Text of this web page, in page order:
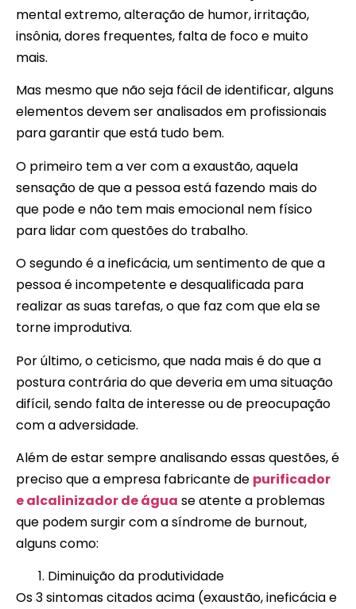
mental extremo, alteração de humor, irritação,
insônia, dores frequentes, falta de foco e muito
mais.
Mas mesmo que não seja fácil de identificar, alguns
elementos devem ser analisados em profissionais
para garantir que está tudo bem.
O primeiro tem a ver com a exaustão, aquela
sensação de que a pessoa está fazendo mais do
que pode e não tem mais emocional nem físico
para lidar com questões do trabalho.
O segundo é a ineficácia, um sentimento de que a
pessoa é incompetente e desqualificada para
realizar as suas tarefas, o que faz com que ela se
torne improdutiva.
Por último, o ceticismo, que nada mais é do que a
postura contrária do que deveria em uma situação
difícil, sendo falta de interesse ou de preocupação
com a adversidade.
Além de estar sempre analisando essas questões, é
preciso que a empresa fabricante de purificador
e alcalinizador de água se atente a problemas
que podem surgir com a síndrome de burnout,
alguns como:
Diminuição da produtividade
Os 3 sintomas citados acima (exaustão, ineficácia e